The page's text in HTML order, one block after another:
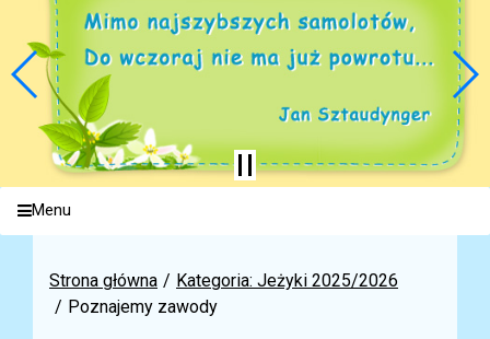
Menu
Strona główna
Kategoria: Jeżyki 2025/2026
Poznajemy zawody